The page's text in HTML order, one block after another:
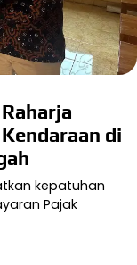
di
kepatuhan
Pajak